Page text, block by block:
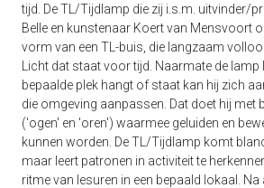
tijd. De TL/Tijdlamp die zij i.s.m. uitvinder/
Belle en kunstenaar Koert van Mensvoort
vorm van een TL-buis, die langzaam
Licht dat staat voor tijd. Naarmate de lamp
bepaalde plek hangt of staat kan hij zich
die omgeving aanpassen. Dat doet hij met
('ogen' en 'oren') waarmee geluiden en
kunnen worden. De TL/Tijdlamp komt
maar leert patronen in activiteit te
ritme van lesuren in een bepaald lokaal.